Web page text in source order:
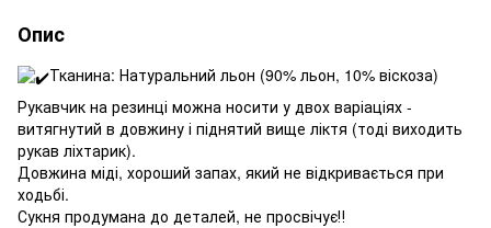
Опис
Тканина: Натуральний льон (90% льон, 10% віскоза)
Рукавчик на резинці можна носити у двох варіаціях -
витягнутий в довжину і піднятий вище ліктя (тоді виходить
рукав ліхтарик).
Довжина міді, хороший запах, який не відкривається при
ходьбі.
Сукня продумана до деталей, не просвічує‼️